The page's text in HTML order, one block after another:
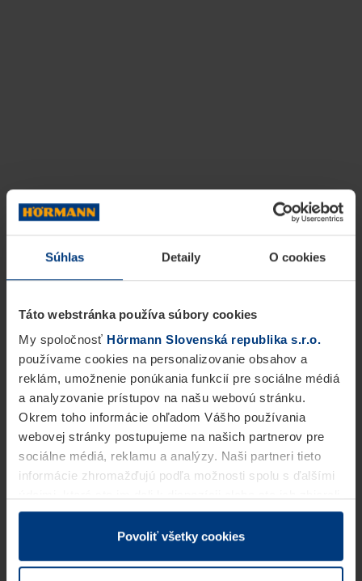
Súhlas Detaily O cookies
Táto webstránka používa súbory cookies
My spoločnosť Hörmann Slovenská republika s.r.o.
používame cookies na personalizovanie obsahov a
reklám, umožnenie ponúkania funkcií pre sociálne médiá
a analyzovanie prístupov na našu webovú stránku.
Okrem toho informácie ohľadom Vášho používania
webovej stránky postupujeme na našich partnerov pre
sociálne médiá, reklamu a analýzy. Naši partneri tieto
informácie zhromažďujú podľa možnosti spolu s ďalšími
v rámci Vášho využívania služieb.
Z právneho hľadiska môžeme cookies ukladať na Vašom
prevádzku tejto stránky. Pre všetky ostatné typy cookie
Povoliť všetky cookies